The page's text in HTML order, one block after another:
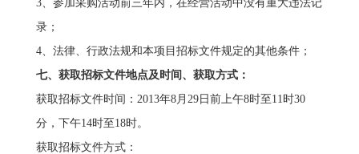
3、参加采购活动前三年内，在经营活动中没有重大违法记
录；
4、法律、行政法规和本项目招标文件规定的其他条件；
七、获取招标文件地点及时间、获取方式：
获取招标文件时间：2013年8月29日前上午8时至11时30
分，下午14时至18时。
获取招标文件方式：